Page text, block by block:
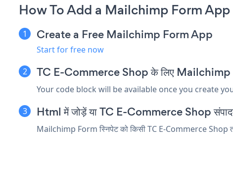
How To Add a Mailchimp Form
Create a Free Mailchimp Form App
Start for free now
TC E-Commerce Shop के लिए Mailchimp
Your code block will be available once you create
Html में जोड़ें या TC E-Commerce Shop
Mailchimp Form स्निपेट को किसी TC E-Commerce Shop